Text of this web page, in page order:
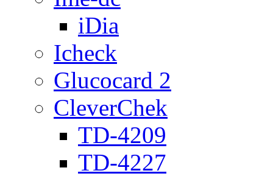
iDia
Icheck
Glucocard 2
CleverChek
TD-4209
TD-4227